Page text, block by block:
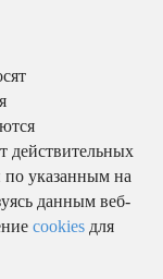
действительных
указанным на
данным веб-
cookies для